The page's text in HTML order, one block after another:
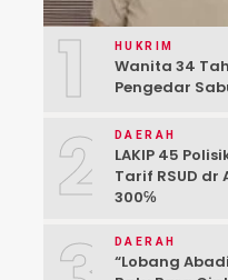
1 HUKRIM
Wanita 34
Pengedar
2 DAERAH
LAKIP 45
Tarif RSUD dr
300℅
DAERAH
“Lobang